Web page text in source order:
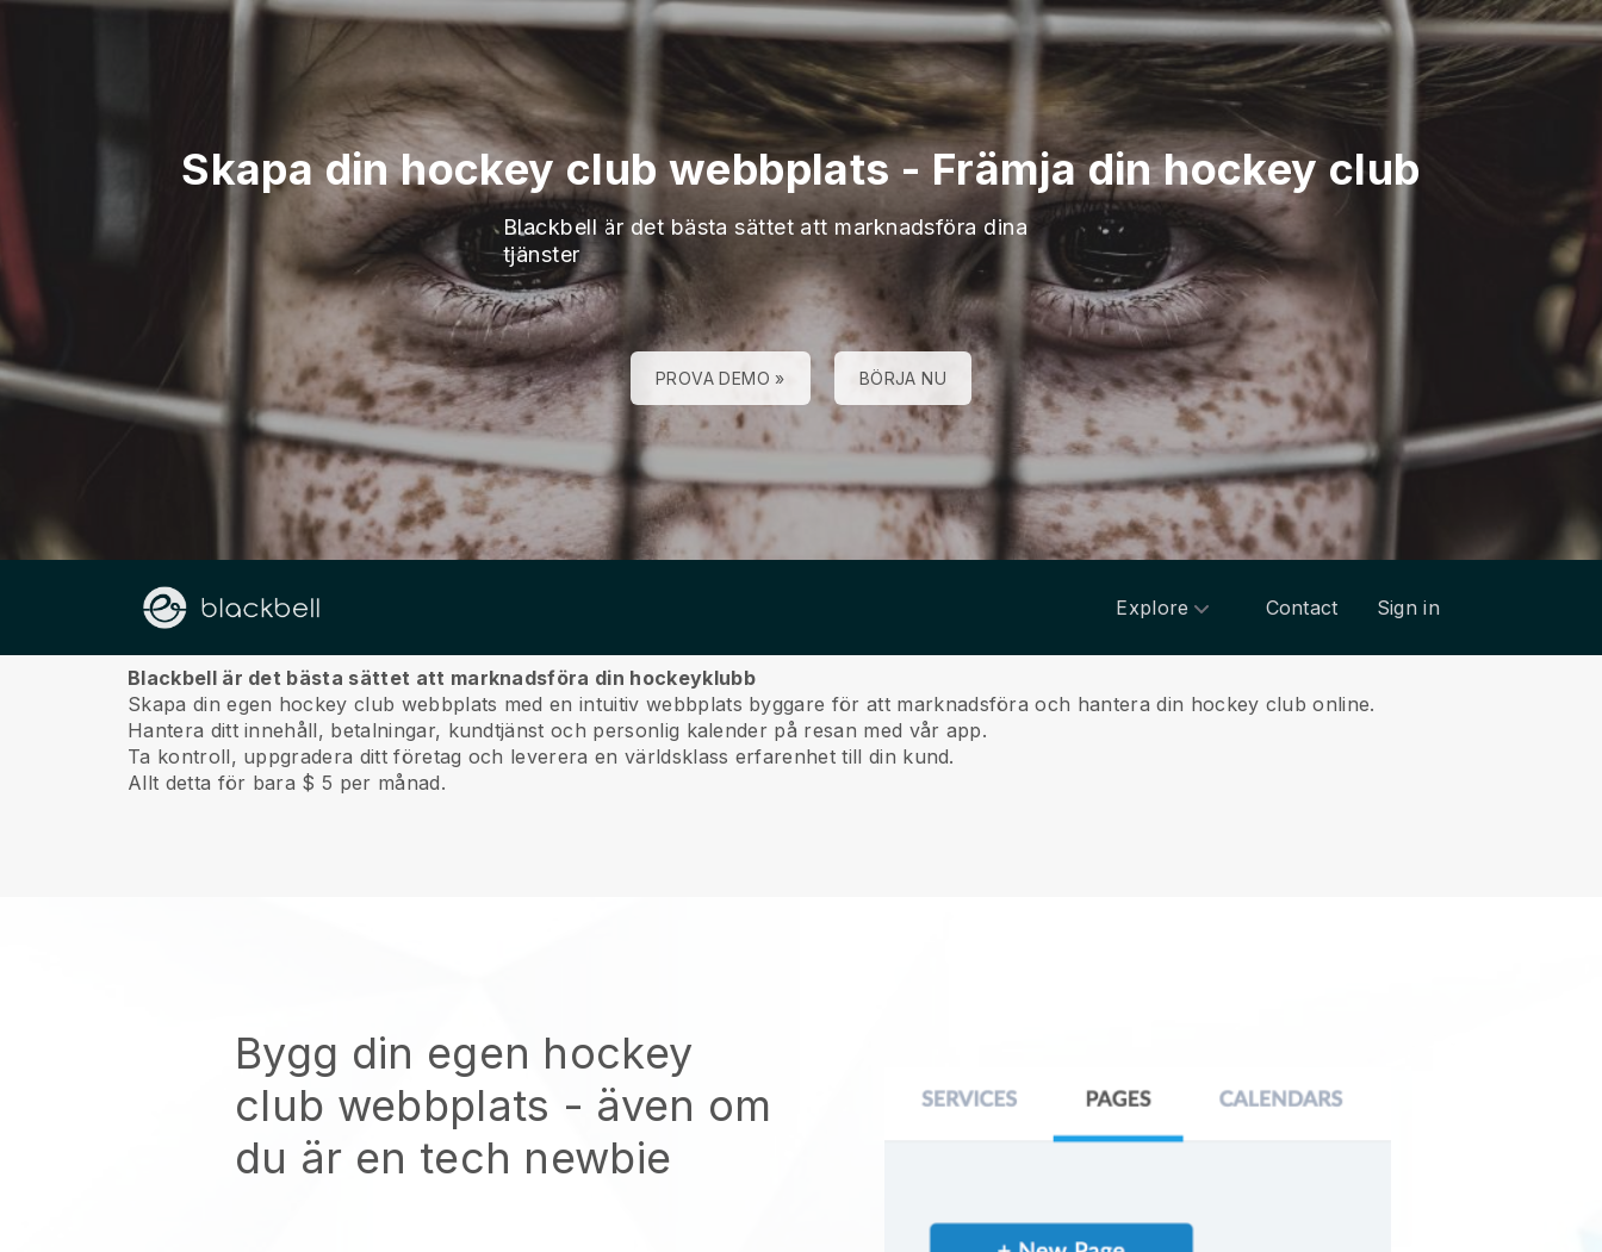
Skapa din hockey club webbplats - Främja din hockey club
Blackbell är det bästa sättet att marknadsföra dina
tjänster
PROVA DEMO » BÖRJA NU
Explore Contact Sign in
Om oss
Blackbell är det bästa sättet att marknadsföra din hockeyklubb
Skapa din egen hockey club webbplats med en intuitiv webbplats byggare för att marknadsföra och hantera din hockey club online.
Hantera ditt innehåll, betalningar, kundtjänst och personlig kalender på resan med vår app.
Ta kontroll, uppgradera ditt företag och leverera en världsklass erfarenhet till din kund.
Allt detta för bara $ 5 per månad.
Bygg din egen hockey
club webbplats - även om
du är en tech newbie